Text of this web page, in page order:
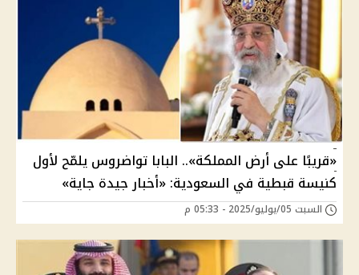
«قريبًا على أرض المملكة».. البابا تواضروس يلمّح لأول
كنيسة قبطية في السعودية: «أخبار جيدة جاية»
السبت 05/يوليو/2025 - 05:33 م